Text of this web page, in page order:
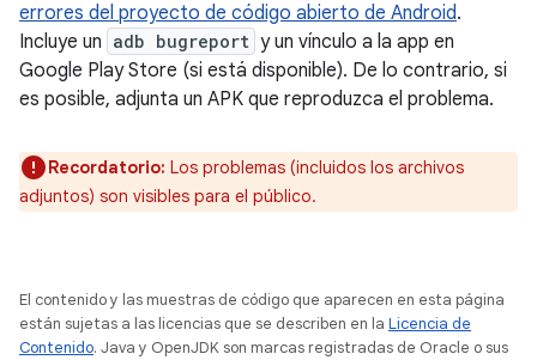
errores del proyecto de código abierto de Android.
Incluye un adb bugreport y un vínculo a la app en
Google Play Store (si está disponible). De lo contrario, si
es posible, adjunta un APK que reproduzca el problema.
Recordatorio: Los problemas (incluidos los archivos
adjuntos) son visibles para el público.
El contenido y las muestras de código que aparecen en esta página
están sujetas a las licencias que se describen en la Licencia de
Contenido. Java y OpenJDK son marcas registradas de Oracle o sus